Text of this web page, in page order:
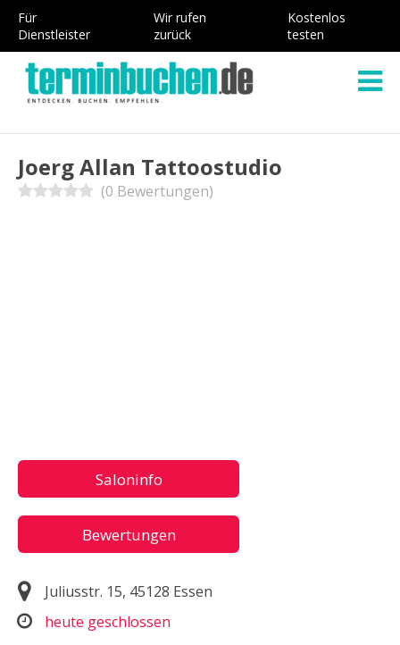
Für
Dienstleister
Wir rufen
zurück
Kostenlos
testen
Joerg Allan Tattoostudio
(0 Bewertungen)
Saloninfo
Bewertungen
Juliusstr. 15, 45128 Essen
heute geschlossen